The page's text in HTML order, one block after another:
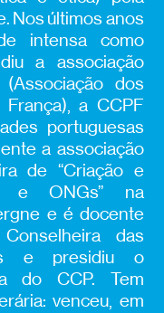
Nos últimos anos
intensa como
a associação
(Associação dos
a CCPF
portuguesas
a associação
de “Criação e
e ONGs” na
e é docente
das
e presidiu o
do CCP. Tem
venceu, em